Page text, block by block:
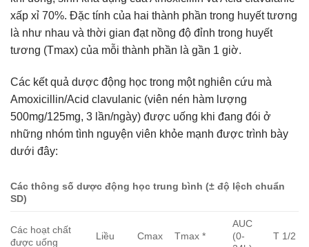
xấp xỉ 70%. Đặc tính của hai thành phần trong huyết tương
là như nhau và thời gian đạt nồng độ đỉnh trong huyết
tương (Tmax) của mỗi thành phần là gần 1 giờ.
Các kết quả dược động học trong một nghiên cứu mà
Amoxicillin/Acid clavulanic (viên nén hàm lượng
500mg/125mg, 3 lần/ngày) được uống khi đang đói ở
những nhóm tình nguyện viên khỏe mạnh được trình bày
dưới đây:
Các thông số dược động học trung bình (± độ lệch chuẩn
SD)
Các hoạt chất
được uống
Liều Cmax Tmax *
AUC
(0-
T 1/2